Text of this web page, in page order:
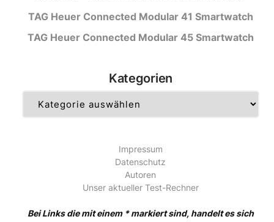
TAG Heuer Connected Modular 41 Smartwatch
TAG Heuer Connected Modular 45 Smartwatch
Kategorien
Impressum
Datenschutz
Autoren
Unser aktueller Test-Rechner
Bei Links die mit einem * markiert sind, handelt es sich